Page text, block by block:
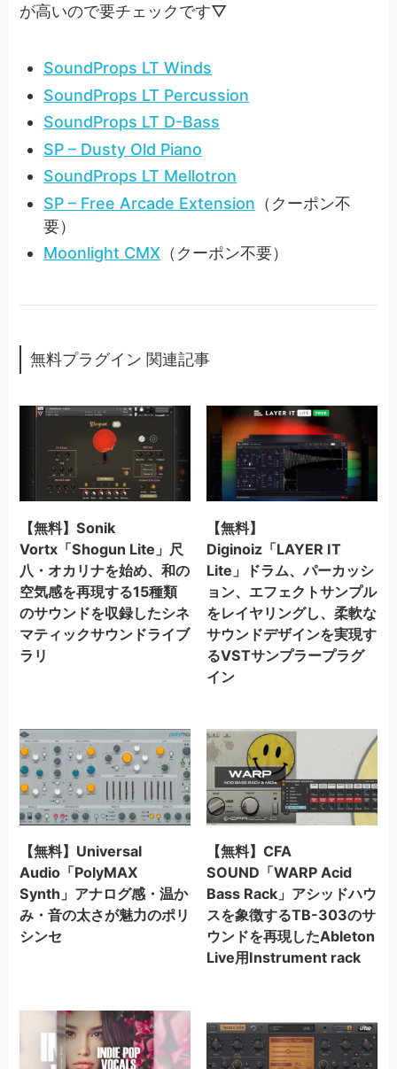
が高いので要チェックです▽
SoundProps LT Winds
SoundProps LT Percussion
SoundProps LT D-Bass
SP – Dusty Old Piano
SoundProps LT Mellotron
SP – Free Arcade Extension （クーポン不
要）
Moonlight CMX （クーポン不要）
無料プラグイン 関連記事
【無料】Sonik
Vortx「Shogun Lite」尺
八・オカリナを始め、和の
空気感を再現する15種類
のサウンドを収録したシネ
マティックサウンドライブ
ラリ
【無料】
Diginoiz「LAYER IT
Lite」ドラム、パーカッシ
ョン、エフェクトサンプル
をレイヤリングし、柔軟な
サウンドデザインを実現す
るVSTサンプラープラグ
イン
【無料】Universal
Audio「PolyMAX
Synth」アナログ感・温か
み・音の太さが魅力のポリ
シンセ
【無料】CFA
SOUND「WARP Acid
Bass Rack」アシッドハウ
スを象徴するTB-303のサ
ウンドを再現したAbleton
Live用Instrument rack